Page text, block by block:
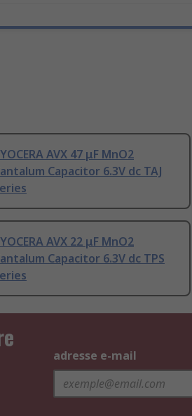
AVX 47 μF MnO2
Capacitor 6.3V dc TAJ
AVX 22 μF MnO2
Capacitor 6.3V dc TPS
adresse e-mail